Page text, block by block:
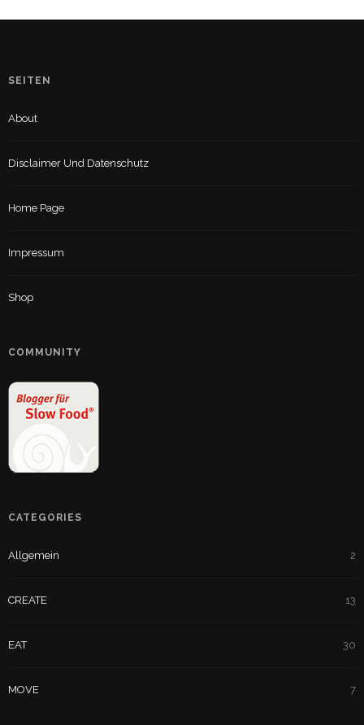
SEITEN
About
Disclaimer Und Datenschutz
Home Page
Impressum
Shop
COMMUNITY
CATEGORIES
Allgemein 2
CREATE 13
EAT 30
MOVE 7